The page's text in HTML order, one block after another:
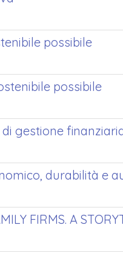
possibile
possibile
gestione
durabilità e
FIRMS. A